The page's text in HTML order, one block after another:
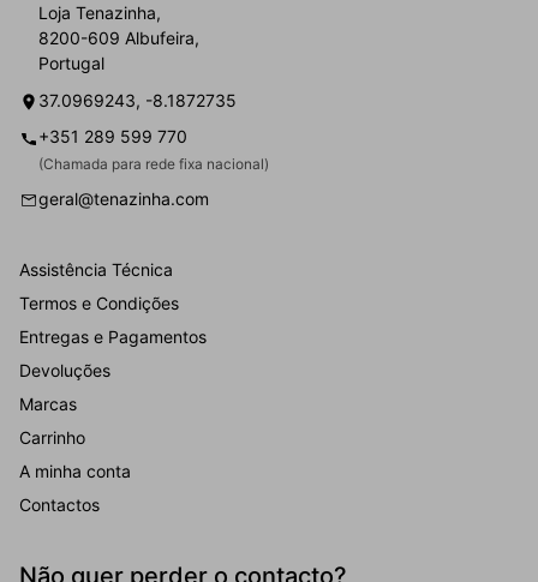
Loja Tenazinha,
8200-609 Albufeira,
Portugal
37.0969243, -8.1872735
+351 289 599 770
(Chamada para rede fixa nacional)
geral@tenazinha.com
Assistência Técnica
Termos e Condições
Entregas e Pagamentos
Devoluções
Marcas
Carrinho
A minha conta
Contactos
Não quer perder o contacto?